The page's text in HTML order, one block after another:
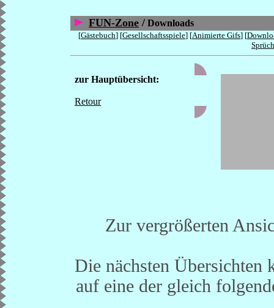
FUN-Zone / Downloads
[Gästebuch] [Gesellschaftsspiele] [Animierte Gifs] [
zur Hauptübersicht:
Retour
Zur vergrößerten
Die nächsten Übersichten
auf eine der gleich